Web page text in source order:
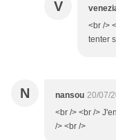
V
<br />
tenter
N nansou 20/07/
<br /> <br />
/> <br />